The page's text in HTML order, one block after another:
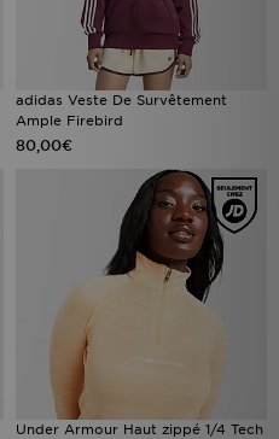
adidas Veste De Survêtement
Ample Firebird
80,00€
Under Armour Haut zippé 1/4 Tech